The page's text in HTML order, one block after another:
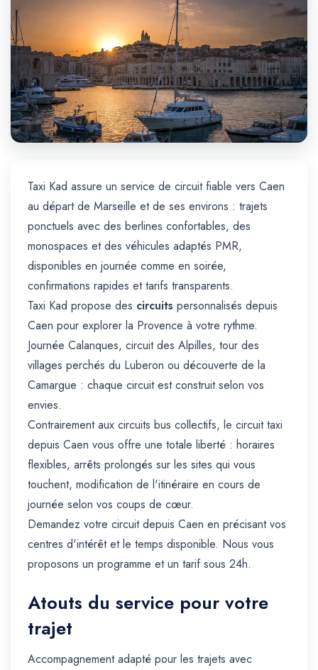
Taxi Kad assure un service de circuit fiable vers Caen
au départ de Marseille et de ses environs : trajets
ponctuels avec des berlines confortables, des
monospaces et des véhicules adaptés PMR,
disponibles en journée comme en soirée,
confirmations rapides et tarifs transparents.
Taxi Kad propose des circuits personnalisés depuis
Caen pour explorer la Provence à votre rythme.
Journée Calanques, circuit des Alpilles, tour des
villages perchés du Luberon ou découverte de la
Camargue : chaque circuit est construit selon vos
envies.
Contrairement aux circuits bus collectifs, le circuit taxi
depuis Caen vous offre une totale liberté : horaires
flexibles, arrêts prolongés sur les sites qui vous
touchent, modification de l'itinéraire en cours de
journée selon vos coups de cœur.
Demandez votre circuit depuis Caen en précisant vos
centres d'intérêt et le temps disponible. Nous vous
proposons un programme et un tarif sous 24h.
Atouts du service pour votre
trajet
Accompagnement adapté pour les trajets avec